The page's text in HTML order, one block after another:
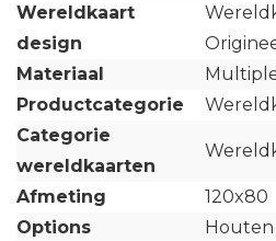
Wereldkaart
design
Materiaal
Productcategorie
Categorie
wereldkaarten
Afmeting
120x80
Options